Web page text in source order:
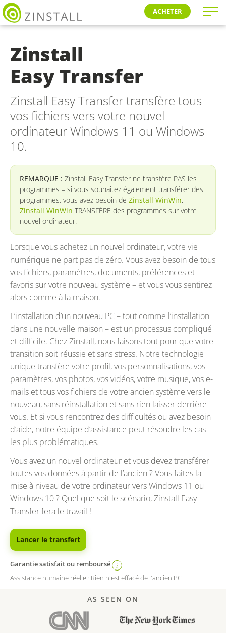
ACHETER
Zinstall
Easy Transfer
Zinstall Easy Transfer transfère tous
vos fichiers vers votre nouvel
ordinateur Windows 11 ou Windows
10.
REMARQUE : Zinstall Easy Transfer ne transfère PAS les
programmes – si vous souhaitez également transférer des
programmes, vous avez besoin de Zinstall WinWin.
Zinstall WinWin TRANSFÈRE des programmes sur votre
nouvel ordinateur.
Lorsque vous achetez un nouvel ordinateur, votre vie
numérique ne part pas de zéro. Vous avez besoin de tous
vos fichiers, paramètres, documents, préférences et
favoris sur votre nouveau système – et vous vous sentirez
alors comme à la maison.
L’installation d’un nouveau PC – tout comme l’installation
dans une nouvelle maison – est un processus compliqué
et difficile. Chez Zinstall, nous faisons tout pour que votre
transition soit réussie et sans stress. Notre technologie
unique transfère votre profil, vos personnalisations, vos
paramètres, vos photos, vos vidéos, votre musique, vos e-
mails et tous vos fichiers de votre ancien système vers le
nouveau, sans réinstallation et sans rien laisser derrière
vous. Et si vous rencontrez des difficultés ou avez besoin
d’aide, notre équipe d’assistance peut résoudre les cas
les plus problématiques.
Vous avez un nouvel ordinateur et vous devez transférer
toutes vos données à partir de l’ancien ? Vous faites la
mise à niveau de votre ordinateur vers Windows 11 ou
Windows 10 ? Quel que soit le scénario, Zinstall Easy
Transfer fera le travail !
Lancer le transfert
Garantie satisfait ou remboursé i
Assistance humaine réelle · Rien n'est effacé de l'ancien PC
AS SEEN ON